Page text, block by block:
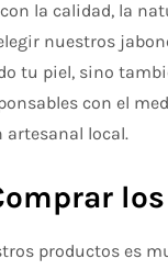
la calidad, la
nuestros
tu piel, sino
con el
artesanal local.
productos es